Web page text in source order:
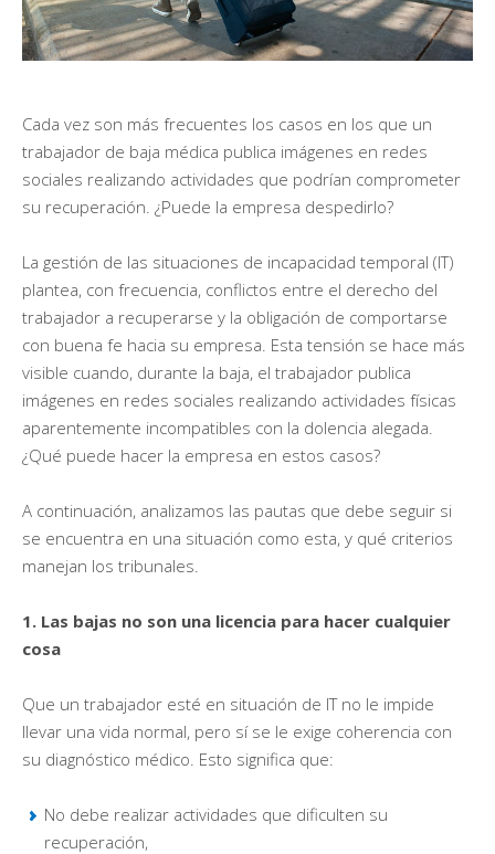
Cada vez son más frecuentes los casos en los que un
trabajador de baja médica publica imágenes en redes
sociales realizando actividades que podrían comprometer
su recuperación. ¿Puede la empresa despedirlo?
La gestión de las situaciones de incapacidad temporal (IT)
plantea, con frecuencia, conflictos entre el derecho del
trabajador a recuperarse y la obligación de comportarse
con buena fe hacia su empresa. Esta tensión se hace más
visible cuando, durante la baja, el trabajador publica
imágenes en redes sociales realizando actividades físicas
aparentemente incompatibles con la dolencia alegada.
¿Qué puede hacer la empresa en estos casos?
A continuación, analizamos las pautas que debe seguir si
se encuentra en una situación como esta, y qué criterios
manejan los tribunales.
1. Las bajas no son una licencia para hacer cualquier
cosa
Que un trabajador esté en situación de IT no le impide
llevar una vida normal, pero sí se le exige coherencia con
su diagnóstico médico. Esto significa que:
No debe realizar actividades que dificulten su
recuperación,